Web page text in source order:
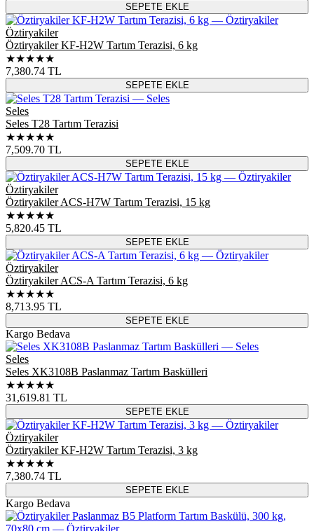
SEPETE EKLE
Öztiryakiler
Öztiryakiler KF-H2W Tartım Terazisi, 6 kg
★★★★★
7,380.74 TL
SEPETE EKLE
Seles
Seles T28 Tartım Terazisi
★★★★★
7,509.70 TL
SEPETE EKLE
Öztiryakiler
Öztiryakiler ACS-H7W Tartım Terazisi, 15 kg
★★★★★
5,820.45 TL
SEPETE EKLE
Öztiryakiler
Öztiryakiler ACS-A Tartım Terazisi, 6 kg
★★★★★
8,713.95 TL
SEPETE EKLE
Kargo Bedava
Seles
Seles XK3108B Paslanmaz Tartım Baskülleri
★★★★★
31,619.81 TL
SEPETE EKLE
Öztiryakiler
Öztiryakiler KF-H2W Tartım Terazisi, 3 kg
★★★★★
7,380.74 TL
SEPETE EKLE
Kargo Bedava